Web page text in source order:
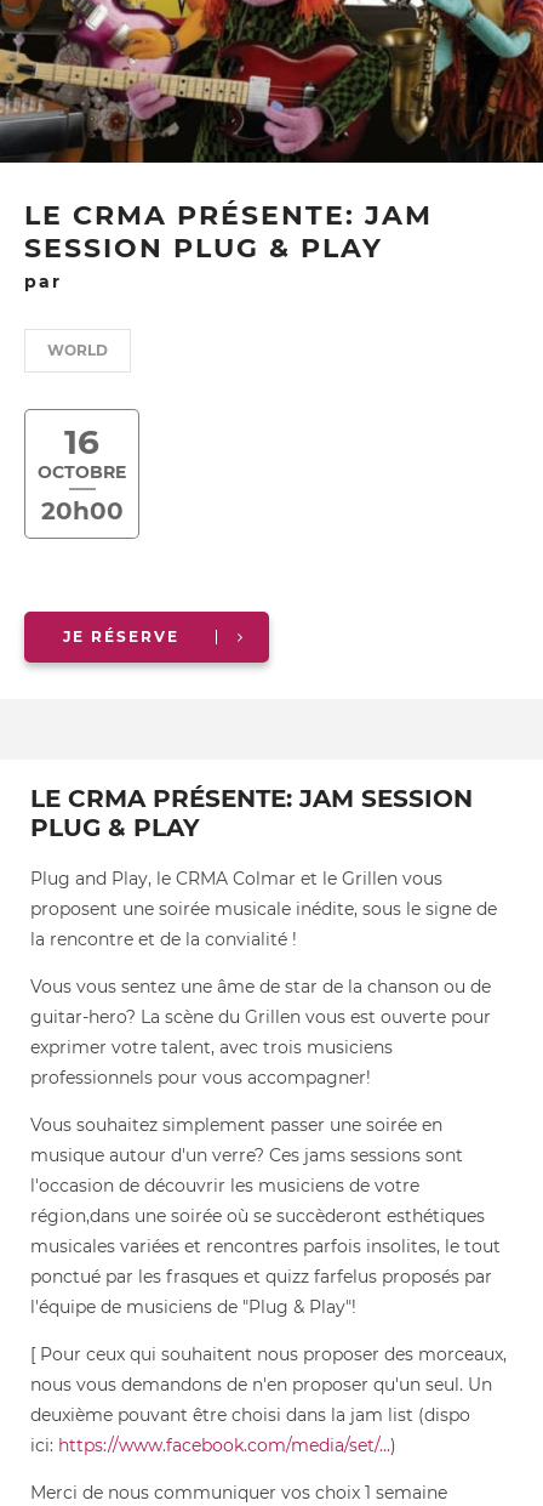
LE CRMA PRÉSENTE: JAM
SESSION PLUG & PLAY
par
WORLD
16
OCTOBRE
20h00
JE RÉSERVE
LE CRMA PRÉSENTE: JAM SESSION
PLUG & PLAY
Plug and Play, le CRMA Colmar et le Grillen vous
proposent une soirée musicale inédite, sous le signe de
la rencontre et de la convialité !
Vous vous sentez une âme de star de la chanson ou de
guitar-hero? La scène du Grillen vous est ouverte pour
exprimer votre talent, avec trois musiciens
professionnels pour vous accompagner!
Vous souhaitez simplement passer une soirée en
musique autour d'un verre? Ces jams sessions sont
l'occasion de découvrir les musiciens de votre
région,dans une soirée où se succèderont esthétiques
musicales variées et rencontres parfois insolites, le tout
ponctué par les frasques et quizz farfelus proposés par
l'équipe de musiciens de "Plug & Play"!
[ Pour ceux qui souhaitent nous proposer des morceaux,
nous vous demandons de n'en proposer qu'un seul. Un
deuxième pouvant être choisi dans la jam list (dispo
ici: https://www.facebook.com/media/set/...)
Merci de nous communiquer vos choix 1 semaine